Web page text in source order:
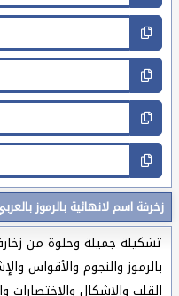
زخرفة اسم لانهائية بالرموز
تشكيلة جميلة وحلوة من
بالرموز والنجوم والأقواس
القلب والاشكال